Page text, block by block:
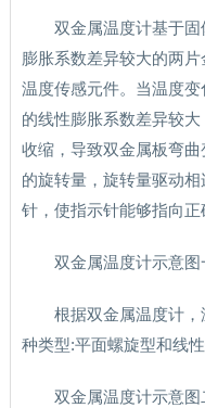
双金属温度计基于
膨胀系数差异较大的两
温度传感元件。当温度
的线性膨胀系数差异较
收缩，导致双金属板弯
的旋转量，旋转量驱动
针，使指示针能够指向正
双金属温度计示意
根据双金属温度计
种类型:平面螺旋型和线性
双金属温度计示意